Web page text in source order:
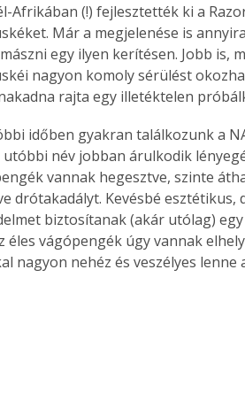
vagy
is
Bárhol,
az
A
Afrikában (!) fejlesztették ki a
Már a megjelenése is
egy ilyen kerítésen. Jobb is,
nagyon komoly sérülést
rajta egy illetéktelen
időben gyakran találkozunk a
utóbbi név jobban árulkodik
vannak hegesztve, szinte
drótakadályt. Kevésbé
biztosítanak (akár utólag)
éles vágópengék úgy vannak
nagyon nehéz és veszélyes